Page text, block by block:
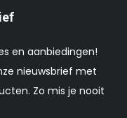
en aanbiedingen!
nieuwsbrief met
Zo mis je nooit